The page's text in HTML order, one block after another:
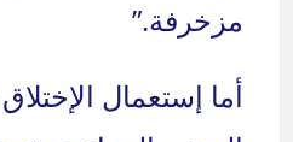
مزخرفة.”
أما إستعمال